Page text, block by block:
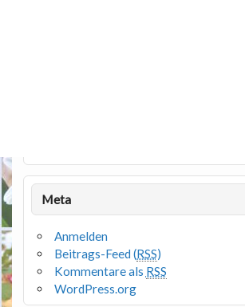
Meta
Anmelden
Beitrags-Feed (RSS)
Kommentare als RSS
WordPress.org